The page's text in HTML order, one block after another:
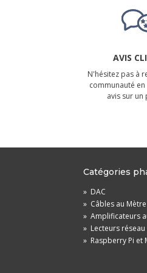
AVIS
N'hésitez pas à
communauté
avis sur un
Catégories
» DAC
» Câbles au Mètre
» Amplificateurs
» Lecteurs
» Raspberry Pi et